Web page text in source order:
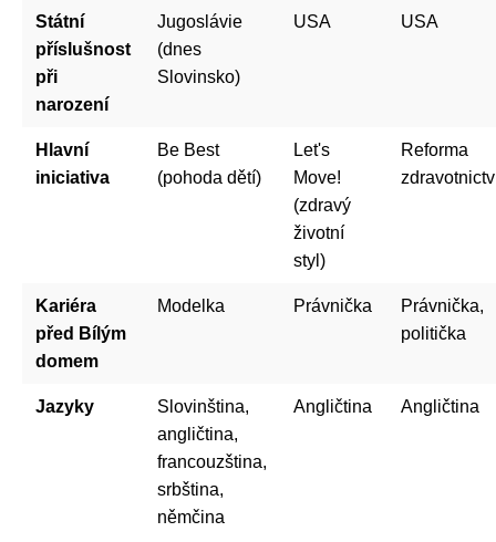
Státní
příslušnost
při
narození
Jugoslávie
(dnes
Slovinsko)
USA USA
Hlavní
iniciativa
Be Best
(pohoda dětí)
Let's
Move!
(zdravý
životní
styl)
Reforma
Kariéra
před Bílým
domem
Modelka Právnička
Právnička,
politička
Jazyky
Slovinština,
angličtina,
francouzština,
srbština,
němčina
Angličtina Angličtina